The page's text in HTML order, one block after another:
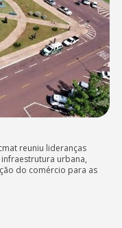
reuniu lideranças
urbana,
do comércio para as